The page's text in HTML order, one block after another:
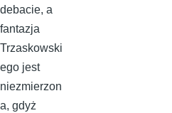
debacie, a
fantazja
Trzaskowski
ego jest
niezmierzon
a, gdyż